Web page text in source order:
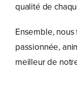
qualité de
Ensemble,
passionnée,
meilleur de